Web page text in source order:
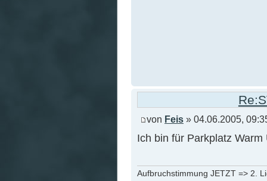
von Feis » 04.06.2005,
Ich bin für Parkplatz
Aufbruchstimmung JETZT => 2.